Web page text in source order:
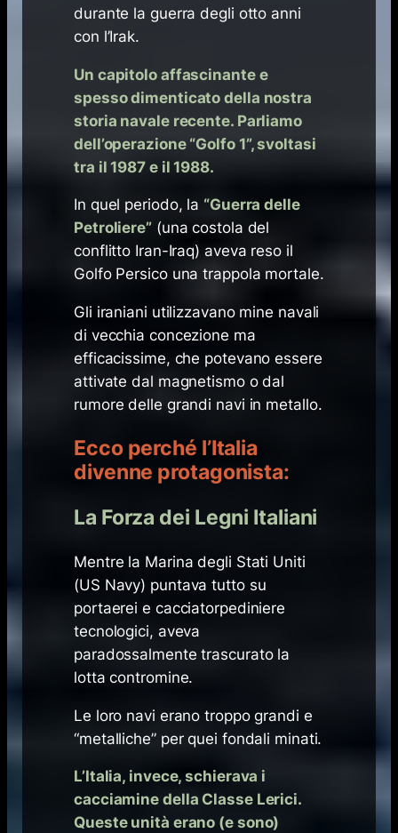
durante la guerra degli otto anni
con l’Irak.
Un capitolo affascinante e
spesso dimenticato della nostra
storia navale recente. Parliamo
dell’operazione “Golfo 1”, svoltasi
tra il 1987 e il 1988.
In quel periodo, la “Guerra delle
Petroliere”(una costola del
conflitto Iran-Iraq) aveva reso il
Golfo Persico una trappola mortale.
Gli iraniani utilizzavano mine navali
di vecchia concezione ma
efficacissime, che potevano essere
attivate dal magnetismo o dal
rumore delle grandi navi in metallo.
Ecco perché l’Italia
divenne protagonista:
La Forza dei Legni Italiani
Mentre la Marina degli Stati Uniti
(US Navy) puntava tutto su
portaerei e cacciatorpediniere
tecnologici, aveva
paradossalmente trascurato la
lotta contromine.
Le loro navi erano troppo grandi e
“metalliche” per quei fondali minati.
L’Italia, invece, schierava i
cacciamine della Classe Lerici.
Queste unità erano (e sono)